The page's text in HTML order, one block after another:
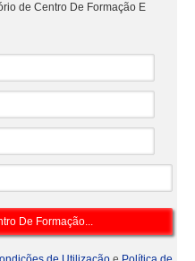
de Centro De Formação E